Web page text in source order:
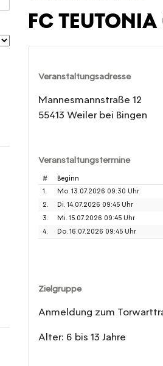
FC
Veranstaltungsadresse
Mannesmannstraße 12
55413 Weiler bei Bingen
Veranstaltungstermine
# Beginn
1.
Mo. 13.07.2026 09:30 Uhr
2.
Di. 14.07.2026 09:45 Uhr
3.
Mi. 15.07.2026 09:45 Uhr
4.
Do. 16.07.2026 09:45 Uhr
Zielgruppe
Anmeldung zum
Alter: 6 bis 13 Jahre